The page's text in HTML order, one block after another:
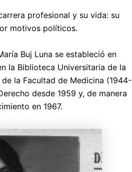
profesional y su vida: su
motivos políticos.
Buj Luna se estableció en
la Biblioteca Universitaria de la
la Facultad de Medicina (1944-
desde 1959 y, de manera
en 1967.